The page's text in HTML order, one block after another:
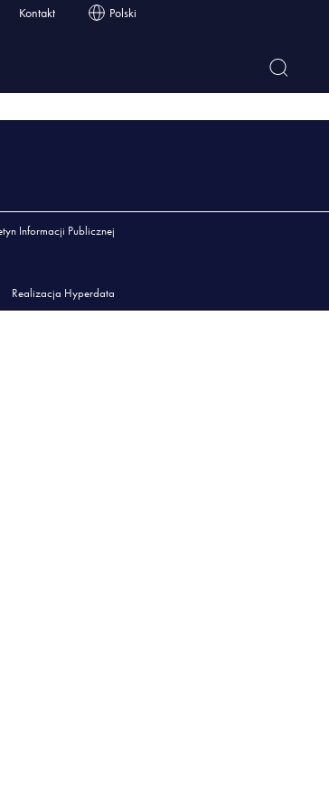
Kontakt Polski
Informacji Publicznej
Realizacja Hyperdata